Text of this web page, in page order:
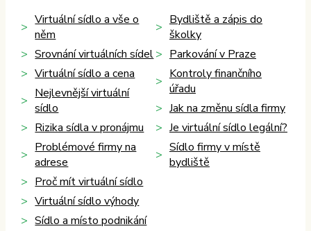
Virtuální sídlo a vše o
něm
Srovnání virtuálních sídel
Virtuální sídlo a cena
Nejlevnější virtuální
sídlo
Rizika sídla v pronájmu
Problémové firmy na
adrese
Proč mít virtuální sídlo
Virtuální sídlo výhody
Sídlo a místo podnikání
Bydliště a zápis do
školky
Parkování v Praze
Kontroly finančního
úřadu
Jak na změnu sídla firmy
Je virtuální sídlo legální?
Sídlo firmy v místě
bydliště